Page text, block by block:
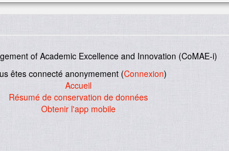
of Academic Excellence and Innovation (CoMAE-i)
êtes connecté anonymement (Connexion)
Accueil
Résumé de conservation de données
Obtenir l'app mobile